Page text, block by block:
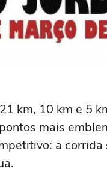
km, 10 km e 5
mais
a corrida